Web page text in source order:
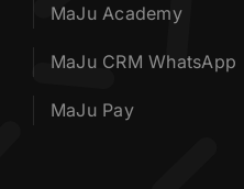
MaJu Academy
MaJu CRM WhatsApp
MaJu Pay